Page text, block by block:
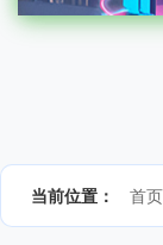
当前位置： 首页